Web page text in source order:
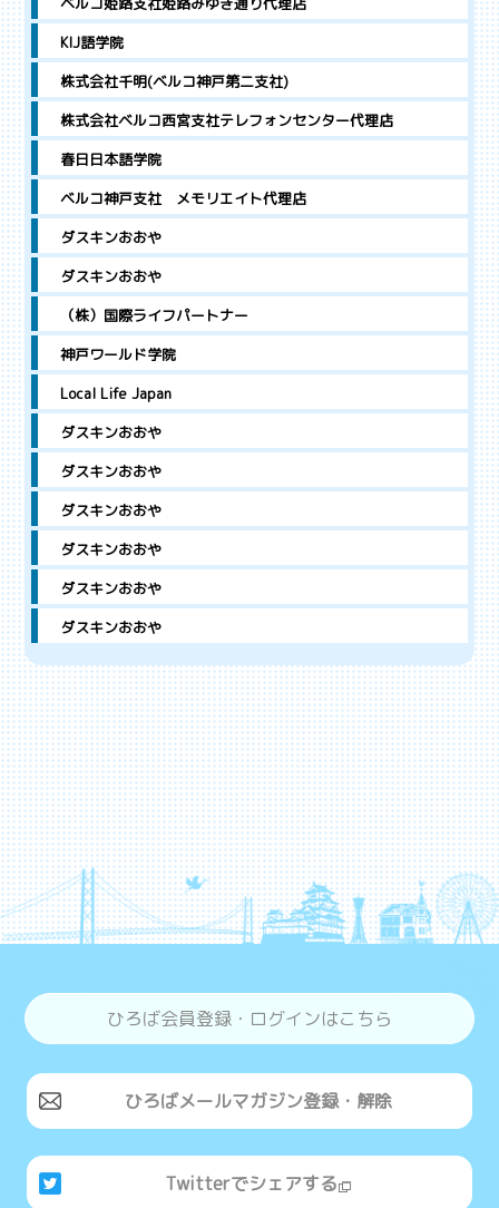
KIJ語学院
株式会社千明(ベルコ神戸第二支社)
株式会社ベルコ西宮支社テレフォンセンター代理店
春日日本語学院
ベルコ神戸支社 メモリエイト代理店
ダスキンおおや
ダスキンおおや
（株）国際ライフパートナー
神戸ワールド学院
Local Life Japan
ダスキンおおや
ダスキンおおや
ダスキンおおや
ダスキンおおや
ダスキンおおや
ダスキンおおや
ひろば会員登録・ログインはこちら
ひろばメールマガジン登録・解除
Twitterでシェアする